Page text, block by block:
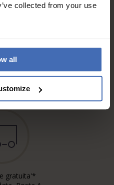
collected from your use
all
a rate
gratuita'*